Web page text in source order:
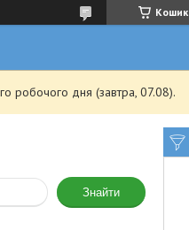
Кошик
робочого дня (завтра, 07.08).
Знайти